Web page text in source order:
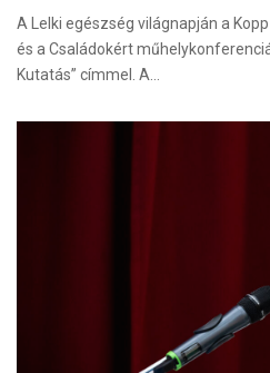
A Lelki egészség világnapján a
és a Családokért
Kutatás” címmel. A…